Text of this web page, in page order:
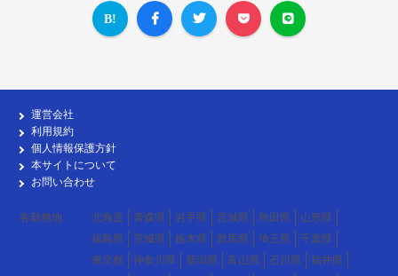
運営会社
利用規約
個人情報保護方針
本サイトについて
お問い合わせ
各勤務地 北海道 青森県 岩手県 宮城県 秋田県
山形県
福島県
茨城県 栃木県 群馬県 埼玉県
千葉県
東京都
神奈川県 新潟県 富山県 石川県
福井県